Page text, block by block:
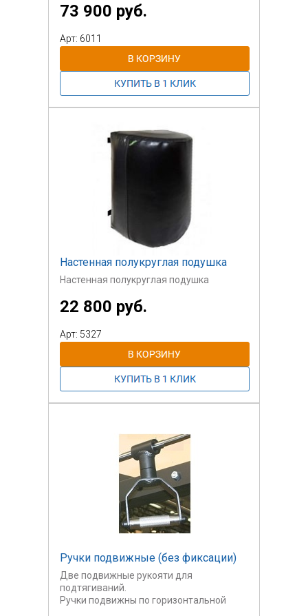
73 900 руб.
Арт: 6011
Настенная полукруглая подушка
Настенная полукруглая подушка
22 800 руб.
Арт: 5327
Ручки подвижные (без фиксации)
Две подвижные рукояти для
подтягиваний.
Ручки подвижны по горизонтальной